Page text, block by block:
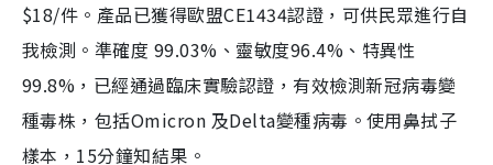
$18/件。產品已獲得歐盟CE1434認證，可供民眾進行自
我檢測。準確度 99.03%、靈敏度96.4%、特異性
99.8%，已經通過臨床實驗認證，有效檢測新冠病毒變
種毒株，包括Omicron 及Delta變種病毒。使用鼻拭子
樣本，15分鐘知結果。